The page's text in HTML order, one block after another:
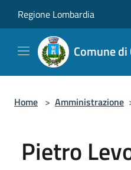
Regione Lombardia
Comune
Home > Amministrazione
Pietro